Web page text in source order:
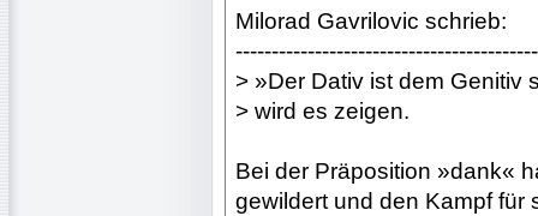
Milorad Gavrilovic schrieb:
> »Der Dativ ist dem Genitiv
> wird es zeigen.
Bei der Präposition »dank«
gewildert und den Kampf für